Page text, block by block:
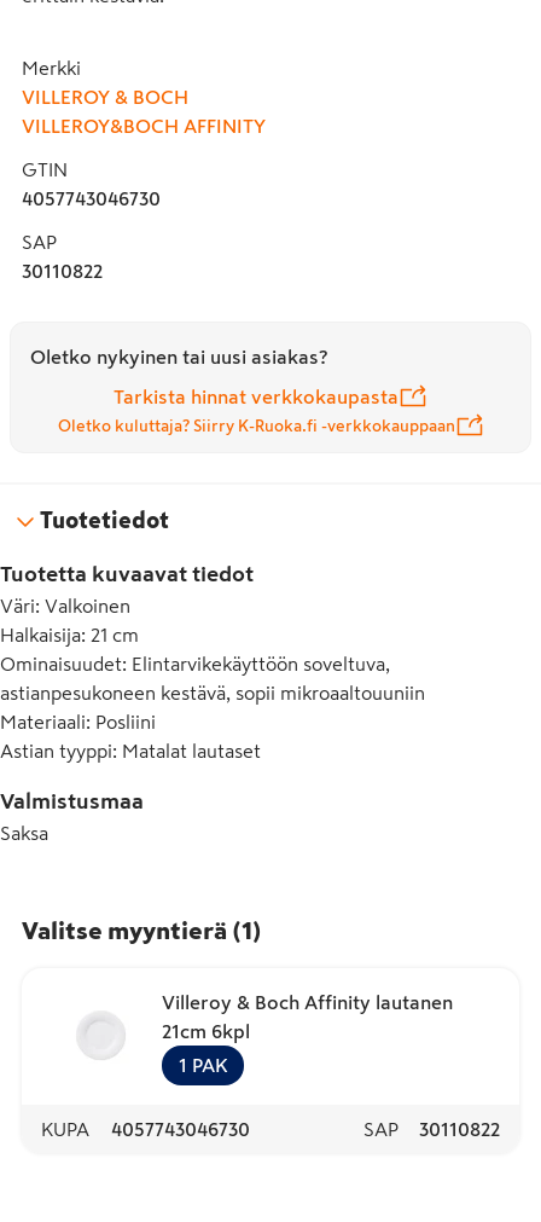
Merkki
VILLEROY & BOCH
VILLEROY&BOCH AFFINITY
GTIN
4057743046730
SAP
30110822
Oletko nykyinen tai uusi asiakas?
Tarkista hinnat verkkokaupasta
Oletko kuluttaja? Siirry K-Ruoka.fi -verkkokauppaan
Tuotetiedot
Tuotetta kuvaavat tiedot
Väri: Valkoinen
Halkaisija: 21 cm
Ominaisuudet: Elintarvikekäyttöön soveltuva,
astianpesukoneen kestävä, sopii mikroaaltouuniin
Materiaali: Posliini
Astian tyyppi: Matalat lautaset
Valmistusmaa
Saksa
Valitse myyntierä (1)
Villeroy & Boch Affinity lautanen
21cm 6kpl
1 PAK
KUPA 4057743046730 SAP 30110822